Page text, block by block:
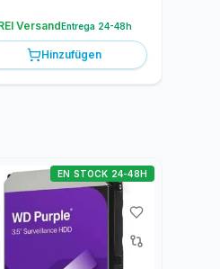
VersandEntrega 24-48h
Hinzufügen
EN STOCK 24-48H